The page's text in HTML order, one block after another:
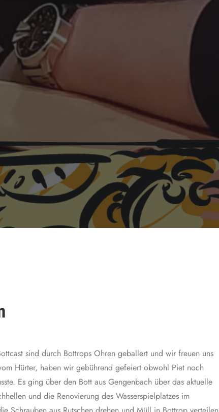
sind durch Bottrops Ohren geballert und wir freuen uns
Hürter, haben wir gebührend gefeiert obwohl Piet noch
Es ging über den Bott aus Gengenbach über das aktuelle
und die Renovierung des Wasserspielplatzes im